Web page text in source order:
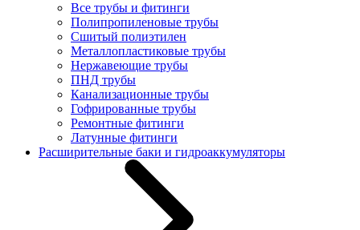
Все трубы и фитинги
Полипропиленовые трубы
Сшитый полиэтилен
Металлопластиковые трубы
Нержавеющие трубы
ПНД трубы
Канализационные трубы
Гофрированные трубы
Ремонтные фитинги
Латунные фитинги
Расширительные баки и гидроаккумуляторы